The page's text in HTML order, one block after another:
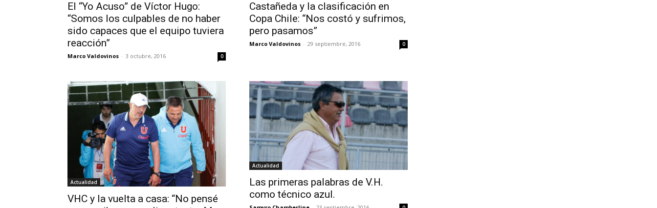
El “Yo Acuso” de Víctor Hugo:
“Somos los culpables de no haber
sido capaces que el equipo tuviera
reacción”
Marco Valdovinos - 3 octubre, 2016 0
Castañeda y la clasificación en
Copa Chile: “Nos costó y sufrimos,
pero pasamos”
Marco Valdovinos - 29 septiembre, 2016 0
Actualidad
VHC y la vuelta a casa: “No pensé
Actualidad
Las primeras palabras de V.H.
como técnico azul.